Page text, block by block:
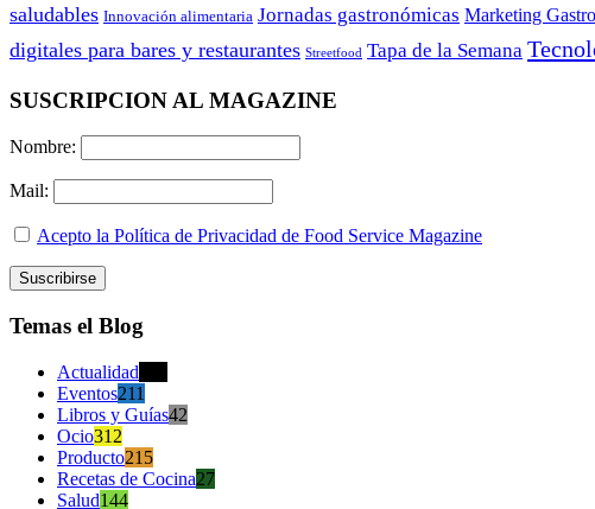
saludables Innovación alimentaria Jornadas gastronómicas Marketing
digitales para bares y restaurantes Streetfood Tapa de la Semana
SUSCRIPCION AL MAGAZINE
Nombre:
Mail:
Acepto la Política de Privacidad de Food Service Magazine
Temas el Blog
Actualidad
Eventos211
Libros y Guías42
Ocio312
Producto215
Recetas de Cocina27
Salud144